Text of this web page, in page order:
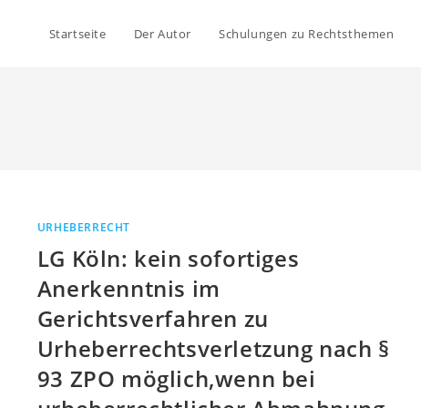
Startseite Der Autor Schulungen zu Rechtsthemen
URHEBERRECHT
LG Köln: kein sofortiges
Anerkenntnis im
Gerichtsverfahren zu
Urheberrechtsverletzung nach §
93 ZPO möglich,wenn bei